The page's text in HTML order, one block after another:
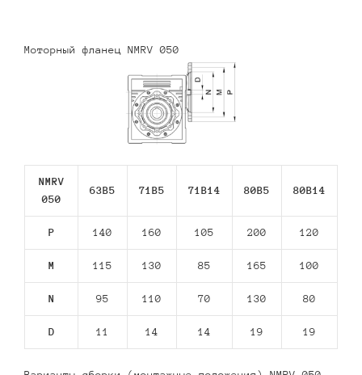
Моторный фланец NMRV 050
NMRV
050
63В5 71В5 71В14 80В5 80В14
P 140 160 105 200 120
M 115 130 85 165 100
N 95 110 70 130 80
D 11 14 14 19 19